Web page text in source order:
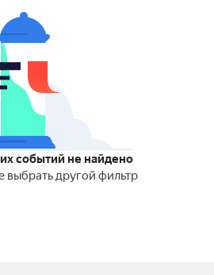
событий не найдено
выбрать другой фильтр